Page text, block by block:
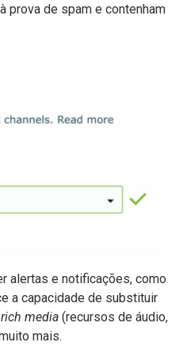
prova de spam e contenham
alertas e notificações, como
a capacidade de substituir
rich media(recursos de áudio,
mais.